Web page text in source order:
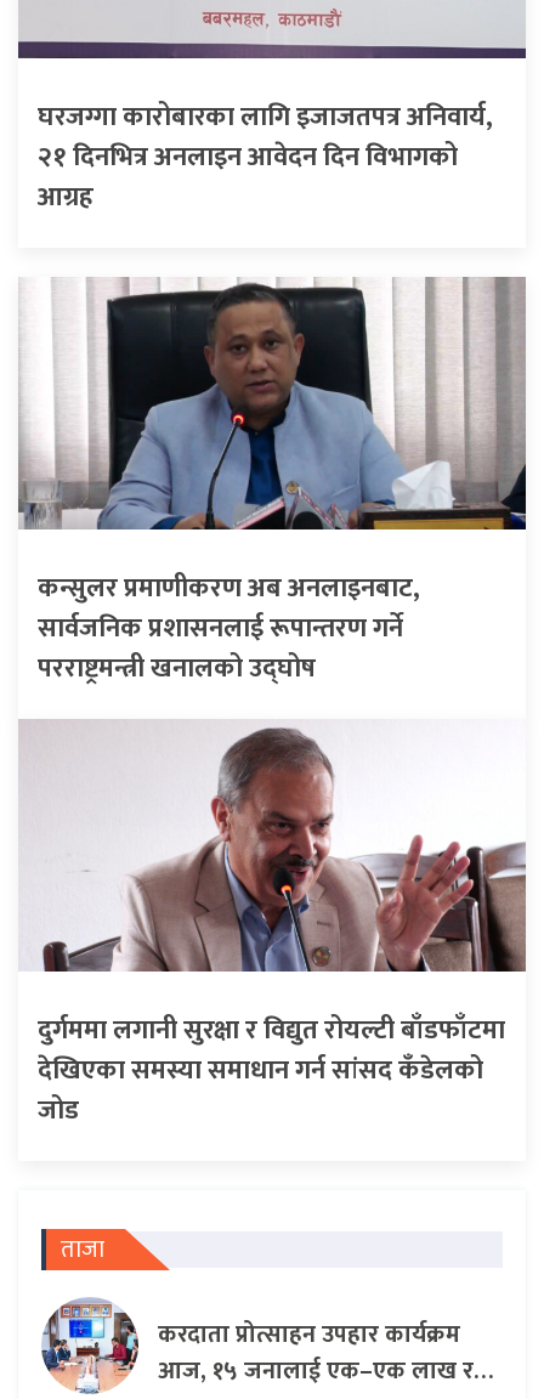
घरजग्गा कारोबारका लागि इजाजतपत्र अनिवार्य,
२१ दिनभित्र अनलाइन आवेदन दिन विभागको
आग्रह
कन्सुलर प्रमाणीकरण अब अनलाइनबाट,
सार्वजनिक प्रशासनलाई रूपान्तरण गर्ने
परराष्ट्रमन्त्री खनालको उद्घोष
दुर्गममा लगानी सुरक्षा र विद्युत रोयल्टी बाँडफाँटमा
देखिएका समस्या समाधान गर्न सांसद कँडेलको
जोड
ताजा
करदाता प्रोत्साहन उपहार कार्यक्रम
आज, १५ जनालाई एक–एक लाख र…